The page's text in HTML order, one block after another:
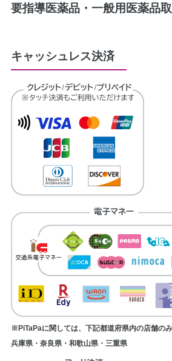
要指導医薬品・一般用医薬品
キャッシュレス決済
※PiTaPaに関しては、下記都道府県内の店舗の
兵庫県・奈良県・和歌山県・三重県